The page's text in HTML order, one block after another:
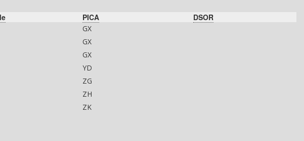
PICA DSOR
GX
GX
GX
YD
ZG
ZH
ZK